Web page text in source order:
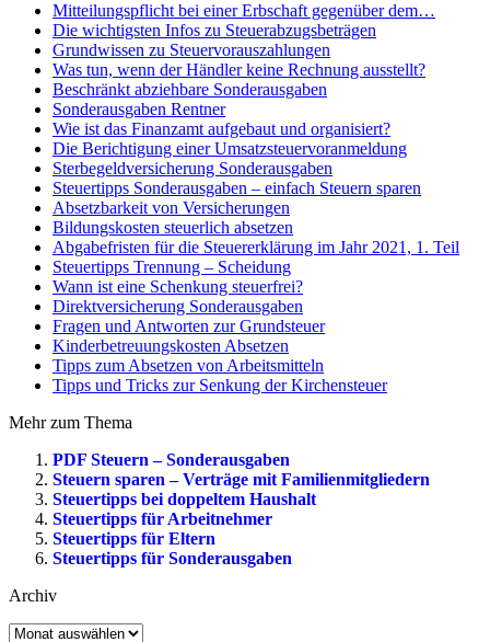
Mitteilungspflicht bei einer Erbschaft gegenüber dem…
Die wichtigsten Infos zu Steuerabzugsbeträgen
Grundwissen zu Steuervorauszahlungen
Was tun, wenn der Händler keine Rechnung ausstellt?
Beschränkt abziehbare Sonderausgaben
Sonderausgaben Rentner
Wie ist das Finanzamt aufgebaut und organisiert?
Die Berichtigung einer Umsatzsteuervoranmeldung
Sterbegeldversicherung Sonderausgaben
Steuertipps Sonderausgaben – einfach Steuern sparen
Absetzbarkeit von Versicherungen
Bildungskosten steuerlich absetzen
Abgabefristen für die Steuererklärung im Jahr 2021, 1. Teil
Steuertipps Trennung – Scheidung
Wann ist eine Schenkung steuerfrei?
Direktversicherung Sonderausgaben
Fragen und Antworten zur Grundsteuer
Kinderbetreuungskosten Absetzen
Tipps zum Absetzen von Arbeitsmitteln
Tipps und Tricks zur Senkung der Kirchensteuer
Mehr zum Thema
PDF Steuern – Sonderausgaben
Steuern sparen – Verträge mit Familienmitgliedern
Steuertipps bei doppeltem Haushalt
Steuertipps für Arbeitnehmer
Steuertipps für Eltern
Steuertipps für Sonderausgaben
Archiv
Archiv